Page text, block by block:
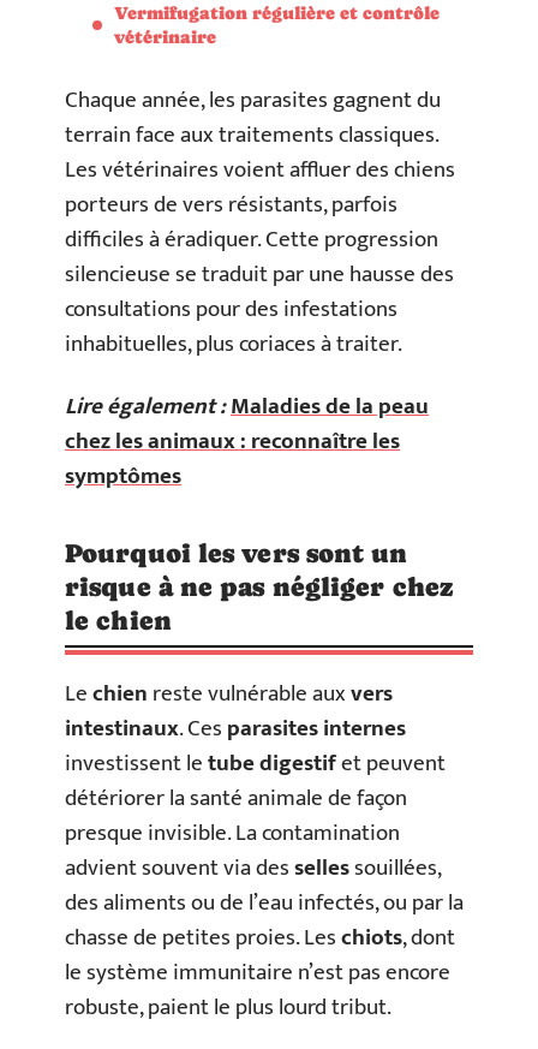
Vermifugation régulière et contrôle
vétérinaire
Chaque année, les parasites gagnent du
terrain face aux traitements classiques.
Les vétérinaires voient affluer des chiens
porteurs de vers résistants, parfois
difficiles à éradiquer. Cette progression
silencieuse se traduit par une hausse des
consultations pour des infestations
inhabituelles, plus coriaces à traiter.
Lire également :Maladies de la peau
chez les animaux : reconnaître les
symptômes
Pourquoi les vers sont un
risque à ne pas négliger chez
le chien
Lechienreste vulnérable auxvers
intestinaux. Cesparasites internes
investissent letube digestifet peuvent
détériorer la santé animale de façon
presque invisible. La contamination
advient souvent via dessellessouillées,
des aliments ou de l’eau infectés, ou par la
chasse de petites proies. Leschiots, dont
le système immunitaire n’est pas encore
robuste, paient le plus lourd tribut.